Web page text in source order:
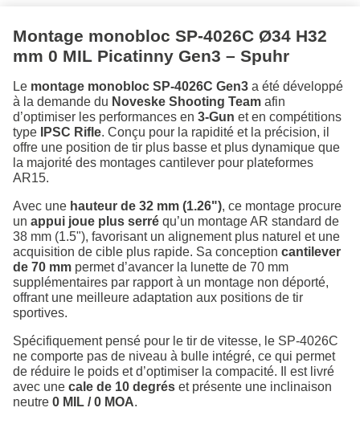
Montage monobloc SP-4026C Ø34 H32
mm 0 MIL Picatinny Gen3 – Spuhr
Le montage monobloc SP-4026C Gen3 a été développé
à la demande du Noveske Shooting Team afin
d’optimiser les performances en 3-Gun et en compétitions
type
IPSC Rifle. Conçu pour la rapidité et la précision, il
offre une position de tir plus basse et plus dynamique que
la majorité des montages cantilever pour plateformes
AR15.
Avec une hauteur de 32 mm (1.26"), ce montage procure
un appui joue plus serré qu’un montage AR standard de
38 mm (1.5"), favorisant un alignement plus naturel et une
acquisition de cible plus rapide. Sa conception cantilever
de 70 mm permet d’avancer la lunette de 70 mm
supplémentaires par rapport à un montage non déporté,
offrant une meilleure adaptation aux positions de tir
sportives.
Spécifiquement pensé pour le tir de vitesse, le SP-4026C
ne comporte pas de niveau à bulle intégré, ce qui permet
de réduire le poids et d’optimiser la compacité. Il est livré
avec une cale de 10 degrés et présente une inclinaison
neutre 0 MIL / 0 MOA.